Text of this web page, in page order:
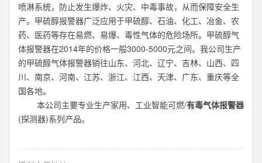
喷淋系统，防止发生爆炸、火灾、中毒事故，从而保障安全生
产。甲硫醇报警器广泛应用于甲硫醇、石油、化工、冶金、农
药、医药等存在易燃、易爆、毒性气体的危险场所。甲硫醇气
体报警器在2014年的价格一般3000-5000元之间。我公司生产
的甲硫醇气体报警器销往山东、河北、辽宁、吉林、山西、四
川、南京、河南、江苏、浙江、江西、天津、广东、重庆等全
国各地。
本公司主要专业生产家用、工业智能可燃/有毒气体报警器
(探测器)系列产品。